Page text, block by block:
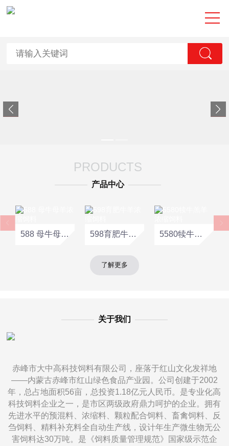
PRODUCTS
产品中心
588 母牛母羊浓缩饲料 598育肥牛羊浓缩饲料 5580犊牛羔羊浓缩饲料
了解更多
关于我们
赤峰市大中高科技饲料有限公司，座落于红山文化发祥地
——内蒙古赤峰市红山绿色食品产业园。公司创建于2002
年，总占地面积56亩，总投资1.18亿元人民币。是专业化高
科技饲料企业之一，是市区两级政府鼎力呵护的企业。拥有
先进水平的预混料、浓缩料、颗粒配合饲料、畜禽饲料、反
刍饲料、精料补充料全自动生产线，设计年生产微生物无公
害饲料达30万吨。是《饲料质量管理规范》国家级示范企